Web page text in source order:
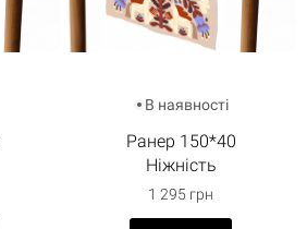
В наявності
Ранер 150*40
Ніжність
1 295 грн